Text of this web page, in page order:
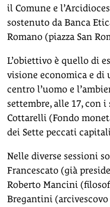
il Comune e
sostenuto da Banca
Romano (piazza San
L’obiettivo è quello di
visione economica e di
centro l’uomo e
settembre, alle 17, con
Cottarelli (Fondo
dei Sette peccati
Nelle diverse sessioni
Francescato (già
Roberto Mancini
Bregantini (arcivescovo